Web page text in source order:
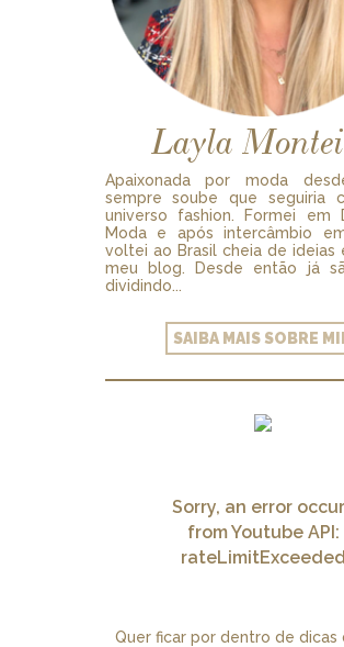
Layla
Apaixonada por moda
sempre soube que seguiria
universo fashion. Formei em
Moda e após intercâmbio
voltei ao Brasil cheia de ideias
meu blog. Desde então já
dividindo...
SAIBA MAIS SOBRE
Sorry, an error
from Youtube API:
rateLimitExceeded
Quer ficar por dentro de dicas